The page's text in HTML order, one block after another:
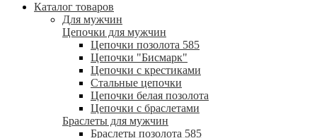
Каталог товаров
Для мужчин
Цепочки для мужчин
Цепочки позолота 585
Цепочки "Бисмарк"
Цепочки с крестиками
Стальные цепочки
Цепочки белая позолота
Цепочки с браслетами
Браслеты для мужчин
Браслеты позолота 585